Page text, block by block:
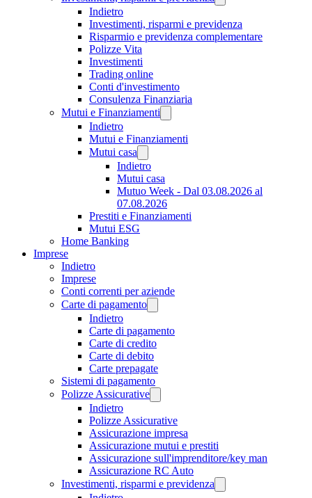
Indietro
Investimenti, risparmi e previdenza
Risparmio e previdenza complementare
Polizze Vita
Investimenti
Trading online
Conti d'investimento
Consulenza Finanziaria
Mutui e Finanziamenti
Indietro
Mutui e Finanziamenti
Mutui casa
Indietro
Mutui casa
Mutuo Week - Dal 03.08.2026 al
07.08.2026
Prestiti e Finanziamenti
Mutui ESG
Home Banking
Imprese
Indietro
Imprese
Conti correnti per aziende
Carte di pagamento
Indietro
Carte di pagamento
Carte di credito
Carte di debito
Carte prepagate
Sistemi di pagamento
Polizze Assicurative
Indietro
Polizze Assicurative
Assicurazione impresa
Assicurazione mutui e prestiti
Assicurazione sull'imprenditore/key man
Assicurazione RC Auto
Investimenti, risparmi e previdenza